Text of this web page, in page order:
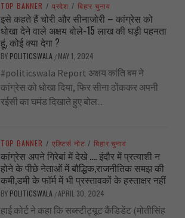
TOP BANNER / प्रदेश / बिहार चुनाव
इसे कहते हैं चोरी और सीनाजोरी – कांग्रेस को
धोखा देने वाले अक्षय बोले-15 लाख की घड़ी पहनता
हूं, कोई क्या देगा ?
BY POLITICSWALA / MAY 1, 2024
#politicswala Report अक्षय कांति बम ने
कांग्रेस को धोखा दिया, फिर सीना ठोंककर अपनी
रईसी का घमंड दिखाते हुए बोल...
TOP BANNER / एडिटर्स नोट / बिहार चुनाव
कांग्रेस अपने गिरेबां में देखे …. इंदौर में प्रत्याशी न
होने के पीछे नेताओं में बौद्धिक,राजनीतिक समझ की
कमी,डमी के फॉर्म में भी प्रस्तावकों के हस्ताक्षर नहीं
BY POLITICSWALA /APRIL 30, 2024
हाई कोर्ट ने कहा कि सब्स्टीट्यूट कैंडिडेंट (मोतीसिंह